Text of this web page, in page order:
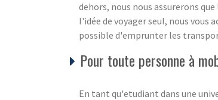
dehors, nous nous assurerons
l'idée de voyager seul, nous
possible d'emprunter les
Pour toute personne à
En tant qu'etudiant dans une